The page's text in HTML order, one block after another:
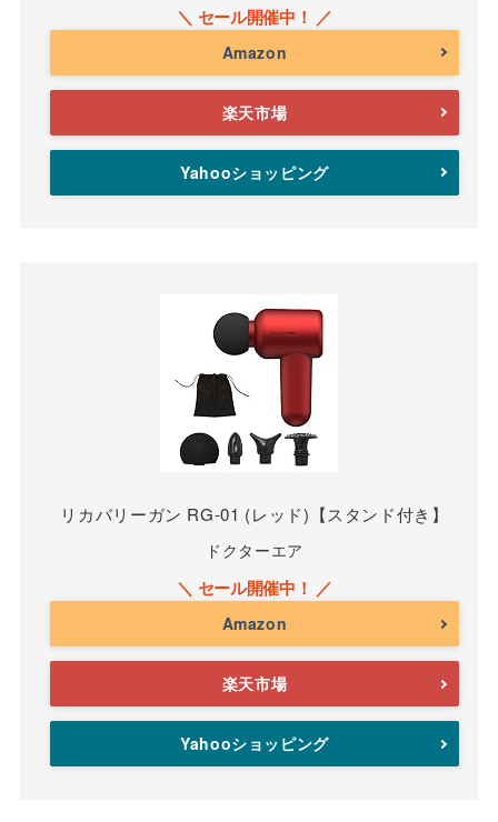
Amazon
楽天市場
Yahooショッピング
リカバリーガン RG-01 (レッド)【スタンド付き】
ドクターエア
Amazon
楽天市場
Yahooショッピング